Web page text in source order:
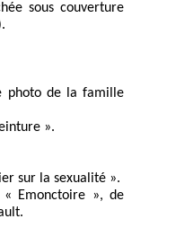
sous couverture
photo de la famille
».
sur la sexualité ».
« Emonctoire », de